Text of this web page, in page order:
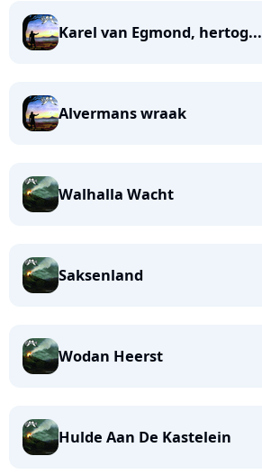
Karel van Egmond, hertog...
Alvermans wraak
Walhalla Wacht
Saksenland
Wodan Heerst
Hulde Aan De Kastelein